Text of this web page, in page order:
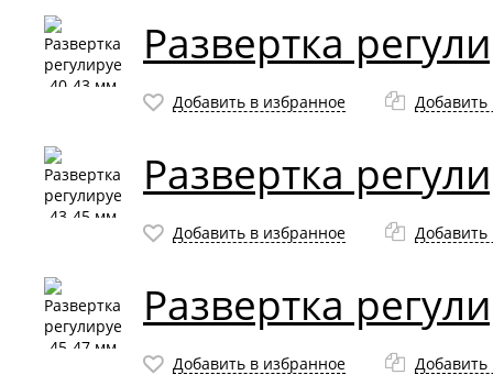
Развертка
Добавить в избранное Добавить
Развертка
Добавить в избранное Добавить
Развертка
Добавить в избранное Добавить